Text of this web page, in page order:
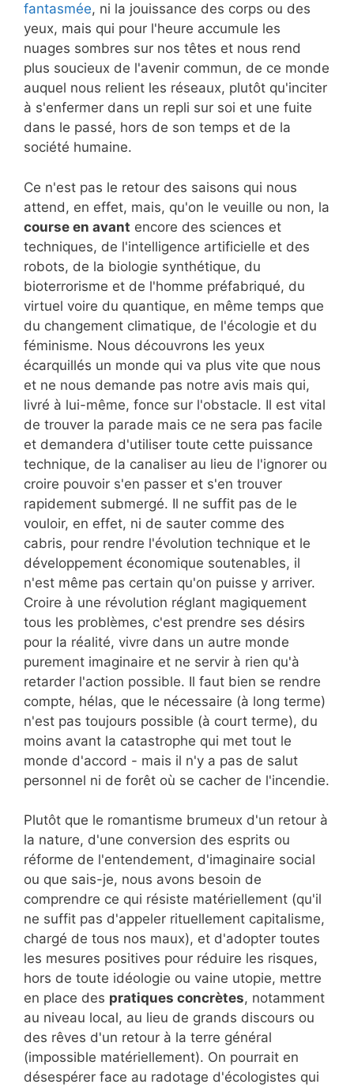
fantasmée, ni la jouissance des corps ou des
yeux, mais qui pour l'heure accumule les
nuages sombres sur nos têtes et nous rend
plus soucieux de l'avenir commun, de ce monde
auquel nous relient les réseaux, plutôt qu'inciter
à s'enfermer dans un repli sur soi et une fuite
dans le passé, hors de son temps et de la
société humaine.
Ce n'est pas le retour des saisons qui nous
attend, en effet, mais, qu'on le veuille ou non, la
course en avant encore des sciences et
techniques, de l'intelligence artificielle et des
robots, de la biologie synthétique, du
bioterrorisme et de l'homme préfabriqué, du
virtuel voire du quantique, en même temps que
du changement climatique, de l'écologie et du
féminisme. Nous découvrons les yeux
écarquillés un monde qui va plus vite que nous
et ne nous demande pas notre avis mais qui,
livré à lui-même, fonce sur l'obstacle. Il est vital
de trouver la parade mais ce ne sera pas facile
et demandera d'utiliser toute cette puissance
technique, de la canaliser au lieu de l'ignorer ou
croire pouvoir s'en passer et s'en trouver
rapidement submergé. Il ne suffit pas de le
vouloir, en effet, ni de sauter comme des
cabris, pour rendre l'évolution technique et le
développement économique soutenables, il
n'est même pas certain qu'on puisse y arriver.
Croire à une révolution réglant magiquement
tous les problèmes, c'est prendre ses désirs
pour la réalité, vivre dans un autre monde
purement imaginaire et ne servir à rien qu'à
retarder l'action possible. Il faut bien se rendre
compte, hélas, que le nécessaire (à long terme)
n'est pas toujours possible (à court terme), du
moins avant la catastrophe qui met tout le
monde d'accord - mais il n'y a pas de salut
personnel ni de forêt où se cacher de l'incendie.
Plutôt que le romantisme brumeux d'un retour à
la nature, d'une conversion des esprits ou
réforme de l'entendement, d'imaginaire social
ou que sais-je, nous avons besoin de
comprendre ce qui résiste matériellement (qu'il
ne suffit pas d'appeler rituellement capitalisme,
chargé de tous nos maux), et d'adopter toutes
les mesures positives pour réduire les risques,
hors de toute idéologie ou vaine utopie, mettre
en place des pratiques concrètes, notamment
au niveau local, au lieu de grands discours ou
des rêves d'un retour à la terre général
(impossible matériellement). On pourrait en
désespérer face au radotage d'écologistes qui